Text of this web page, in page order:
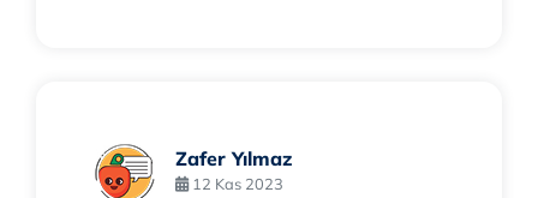
Zafer Yılmaz
12 Kas 2023